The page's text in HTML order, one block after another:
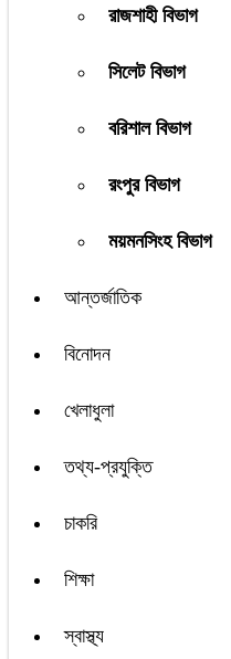
রাজশাহী বিভাগ
সিলেট বিভাগ
বরিশাল বিভাগ
রংপুর বিভাগ
ময়মনসিংহ বিভাগ
আন্তর্জাতিক
বিনোদন
খেলাধুলা
তথ্য-প্রযুক্তি
চাকরি
শিক্ষা
স্বাস্থ্য